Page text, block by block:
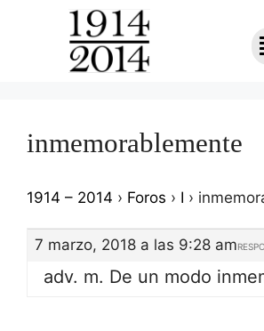
inmemorablemente
1914 – 2014 › Foros › I ›
7 marzo, 2018 a las 9:28 am
adv. m. De un modo